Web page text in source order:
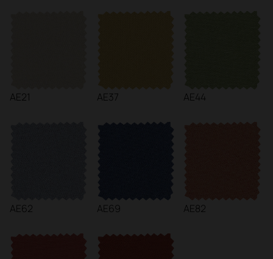
AE21 AE37 AE44
AE62 AE69 AE82